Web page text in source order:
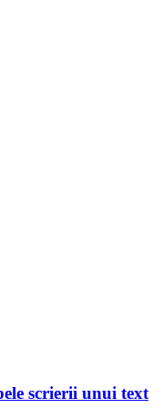
scrierii unui text